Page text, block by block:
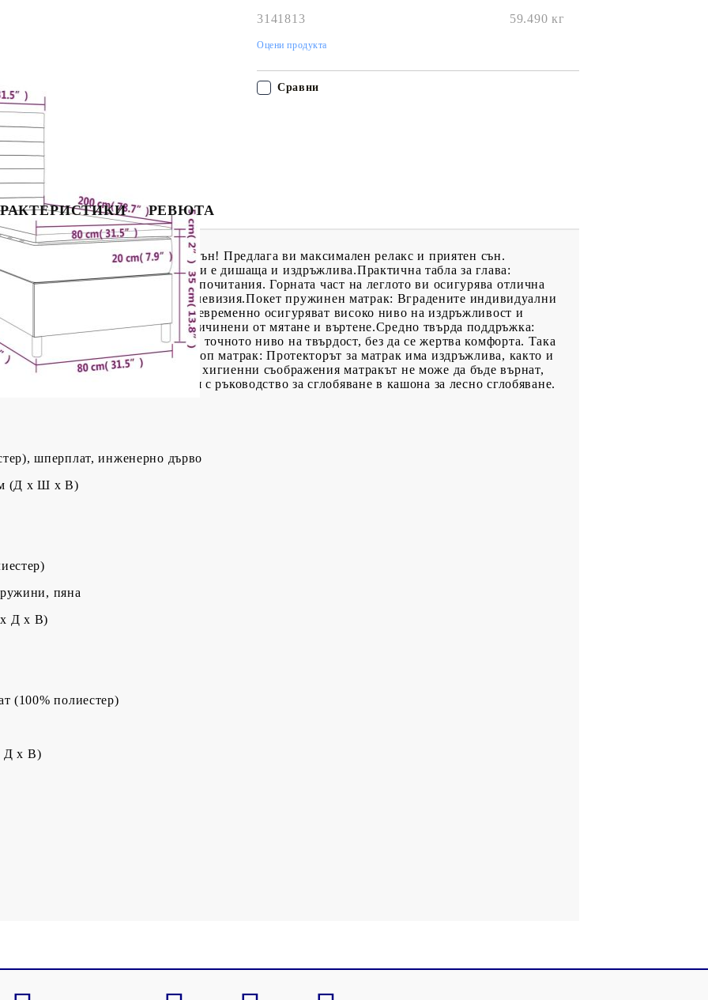
3141813 59.490 кг
Оцени продукта
Сравни
РЕВЮТА
за да се насладите на спокоен сън! Предлага ви максимален релакс и приятен сън.
със семпъл и изчистен вид и е дишаща и издръжлива.Практична табла за глава:
на височина според вашите предпочитания. Горната част на леглото ви осигурява отлична
за да четете или гледате телевизия.Покет пружинен матрак: Вградените индивидуални
високото си качество, като същевременно осигуряват високо ниво на издръжливост и
абсорбират шума и ударите, причинени от мятане и въртене.Средно твърда поддръжка:
допълнителна стабилност и точното ниво на твърдост, без да се жертва комфорта. Така
корем.Благоприятен за кожата топ матрак: Протекторът за матрак има издръжлива, както и
мека и удобна. Забележка:От хигиенни съображения матракът не може да бъде върнат,
продукт се доставя с ръководство за сглобяване в кашона за лесно сглобяване.
шперплат, инженерно дърво
(Д x Ш x В)
пяна
x Д x В)
(100% полиестер)
Д x В)